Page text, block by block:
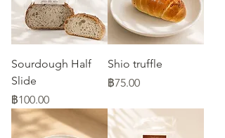
Sourdough Half
Slide
ราคา
฿100.00
Shio truffle
ราคา
฿75.00